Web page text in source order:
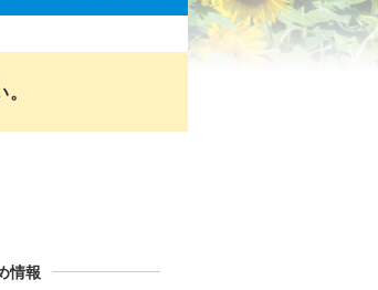
情報